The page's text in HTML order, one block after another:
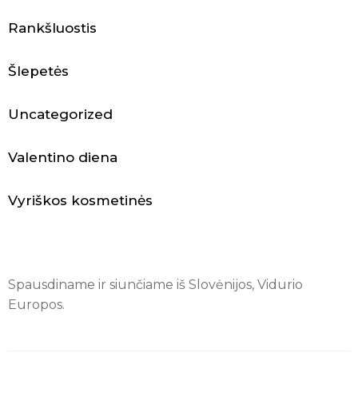
N
a
i
Spausdiname ir siunčiame iš Slovėnijos, Vidurio
Europos.
Rankšluostis
Šlepetės
Uncategorized
Valentino diena
Vyriškos kosmetinės